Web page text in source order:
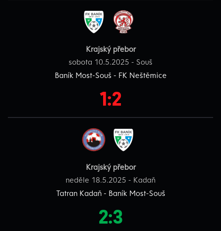
Krajský přebor
sobota 10.5.2025 - Souš
Baník Most-Souš - FK Neštěmice
1:2
Krajský přebor
neděle 18.5.2025 - Kadaň
Tatran Kadaň - Baník Most-Souš
2:3